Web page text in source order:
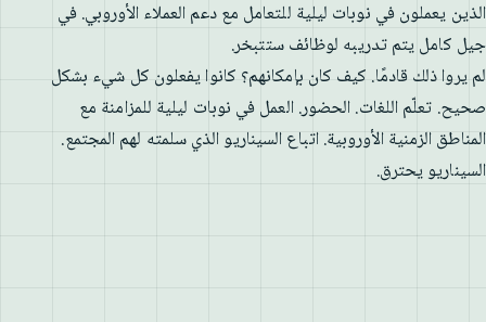
الذين يعملون في نوبات ليلية للتعامل مع دعم العملاء الأوروبي. في
جيل كامل يتم تدريبه لوظائف ستتبخر.
لم يروا ذلك قادمًا. كيف كان بإمكانهم؟ كانوا يفعلون كل شيء بشكل
صحيح. تعلّم اللغات. الحضور. العمل في نوبات ليلية للمزامنة مع
المناطق الزمنية الأوروبية. اتباع السيناريو الذي سلمته لهم المجتمع.
السيناريو يحترق.